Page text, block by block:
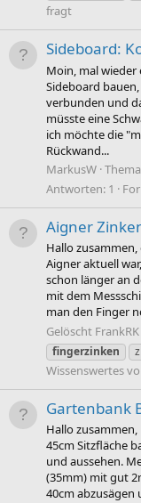
fragt
Sideboard:
Moin, mal wieder
Sideboard
verbunden und
müsste eine
ich möchte die
Rückwand...
MarkusW Thema
Antworten: 1
Aigner
Hallo
Aigner aktuell
schon länger an
mit dem
man den Finger
Gelöscht FrankRK
fingerzinken
Wissenswertes
Gartenbank
Hallo
45cm Sitzfläche
und aussehen.
(35mm) mit gut
40cm abzusägen